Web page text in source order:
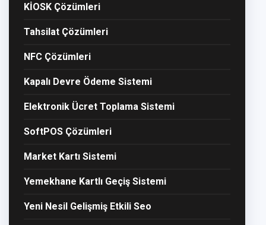
KİOSK Çözümleri
Tahsilat Çözümleri
NFC Çözümleri
Kapalı Devre Ödeme Sistemi
Elektronik Ücret Toplama Sistemi
SoftPOS Çözümleri
Market Kartı Sistemi
Yemekhane Kartlı Geçiş Sistemi
Yeni Nesil Gelişmiş Etkili Seo